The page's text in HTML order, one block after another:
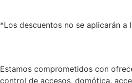
*Los descuentos no se aplicarán
Estamos comprometidos con
control de accesos, domótica,